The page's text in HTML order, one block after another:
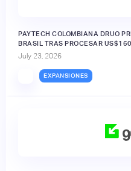
PAYTECH COLOMBIANA DRUO
BRASIL TRAS PROCESAR
July 23, 2026
EXPANSIONES